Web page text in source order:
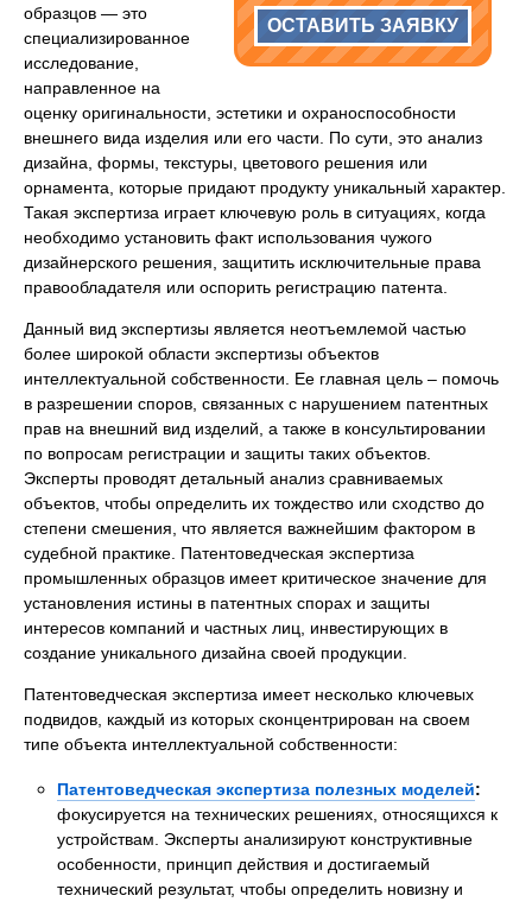
ОСТАВИТЬ ЗАЯВКУ
образцов — это
специализированное
исследование,
направленное на
оценку оригинальности, эстетики и охраноспособности
внешнего вида изделия или его части. По сути, это анализ
дизайна, формы, текстуры, цветового решения или
орнамента, которые придают продукту уникальный характер.
Такая экспертиза играет ключевую роль в ситуациях, когда
необходимо установить факт использования чужого
дизайнерского решения, защитить исключительные права
правообладателя или оспорить регистрацию патента.
Данный вид экспертизы является неотъемлемой частью
более широкой области экспертизы объектов
интеллектуальной собственности. Ее главная цель – помочь
в разрешении споров, связанных с нарушением патентных
прав на внешний вид изделий, а также в консультировании
по вопросам регистрации и защиты таких объектов.
Эксперты проводят детальный анализ сравниваемых
объектов, чтобы определить их тождество или сходство до
степени смешения, что является важнейшим фактором в
судебной практике. Патентоведческая экспертиза
промышленных образцов имеет критическое значение для
установления истины в патентных спорах и защиты
интересов компаний и частных лиц, инвестирующих в
создание уникального дизайна своей продукции.
Патентоведческая экспертиза имеет несколько ключевых
подвидов, каждый из которых сконцентрирован на своем
типе объекта интеллектуальной собственности:
Патентоведческая экспертиза полезных моделей:
фокусируется на технических решениях, относящихся к
устройствам. Эксперты анализируют конструктивные
особенности, принцип действия и достигаемый
технический результат, чтобы определить новизну и